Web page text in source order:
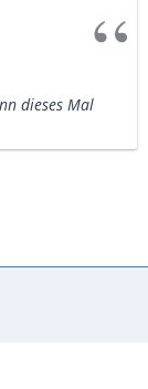
dieses Mal